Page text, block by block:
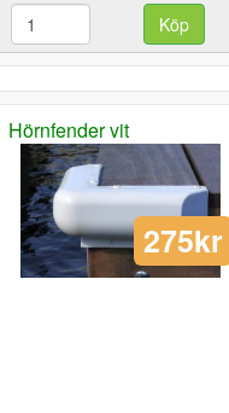
Köp
Hörnfender vit
275kr